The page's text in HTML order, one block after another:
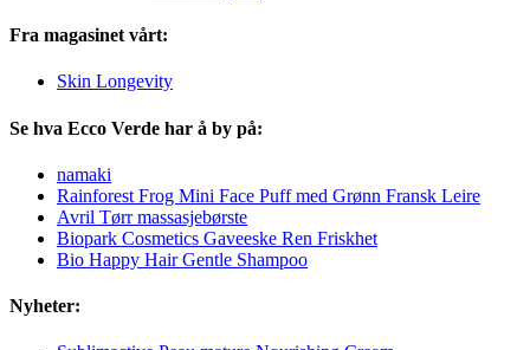
Fra magasinet vårt:
Skin Longevity
Se hva Ecco Verde har å by på:
namaki
Rainforest Frog Mini Face Puff med Grønn Fransk Leire
Avril Tørr massasjebørste
Biopark Cosmetics Gaveeske Ren Friskhet
Bio Happy Hair Gentle Shampoo
Nyheter: